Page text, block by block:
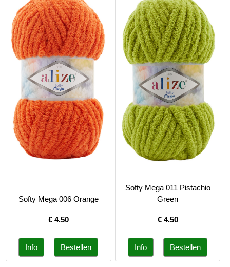
Softy Mega 006 Orange
€ 4.50
Softy Mega 011 Pistachio
Green
€ 4.50